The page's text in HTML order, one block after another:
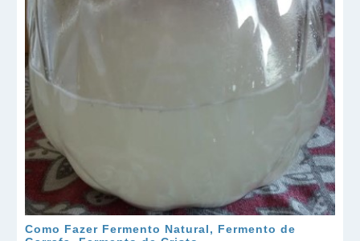
Como Fazer Fermento Natural, Fermento de